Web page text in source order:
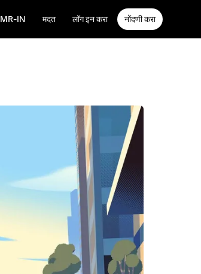
MR-IN मदत लॉग इन करा नोंदणी करा